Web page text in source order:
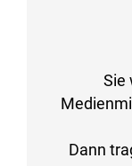
Sie
Dann